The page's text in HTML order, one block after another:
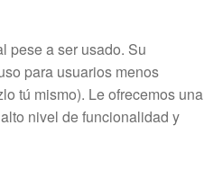
pese a ser usado. Su
para usuarios menos
tú mismo). Le ofrecemos una
nivel de funcionalidad y